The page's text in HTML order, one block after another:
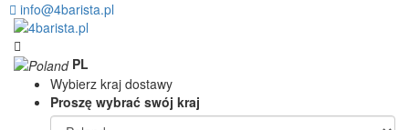
info@4barista.pl
PL
Wybierz kraj dostawy
Proszę wybrać swój kraj